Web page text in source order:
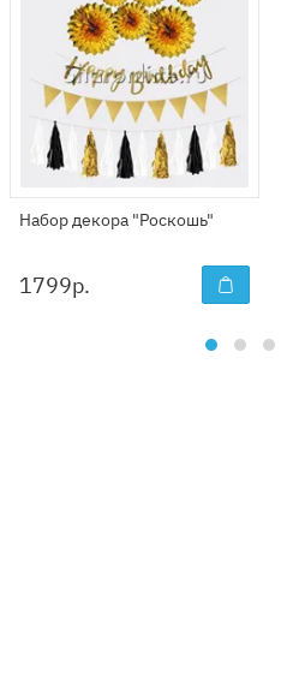
Набор декора "Роскошь"
1799р.